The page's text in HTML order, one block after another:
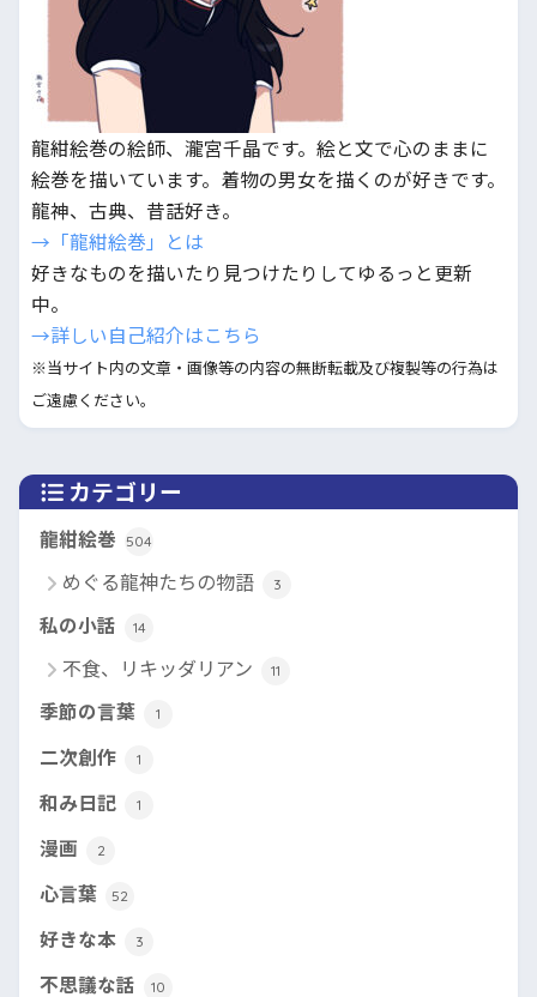
龍紺絵巻の絵師、瀧宮千晶です。絵と文で心のままに
絵巻を描いています。着物の男女を描くのが好きです。
龍神、古典、昔話好き。
→「龍紺絵巻」とは
好きなものを描いたり見つけたりしてゆるっと更新
中。
→詳しい自己紹介はこちら
※当サイト内の文章・画像等の内容の無断転載及び複製等の行為は
ご遠慮ください。
カテゴリー
龍紺絵巻 504
めぐる龍神たちの物語 3
私の小話 14
不食、リキッダリアン 11
季節の言葉 1
二次創作 1
和み日記 1
漫画 2
心言葉 52
好きな本 3
不思議な話 10